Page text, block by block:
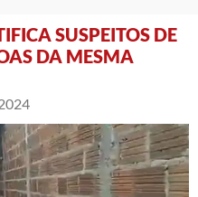
SUSPEITOS DE
DA MESMA